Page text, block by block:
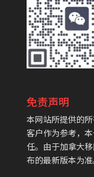
免责声明
本网站所提供的
客户作为参考，
任。由于加拿大
布的最新版本为准